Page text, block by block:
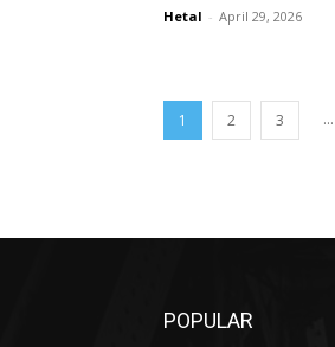
Hetal - April 29, 2026
1 2 3 ...
POPULAR